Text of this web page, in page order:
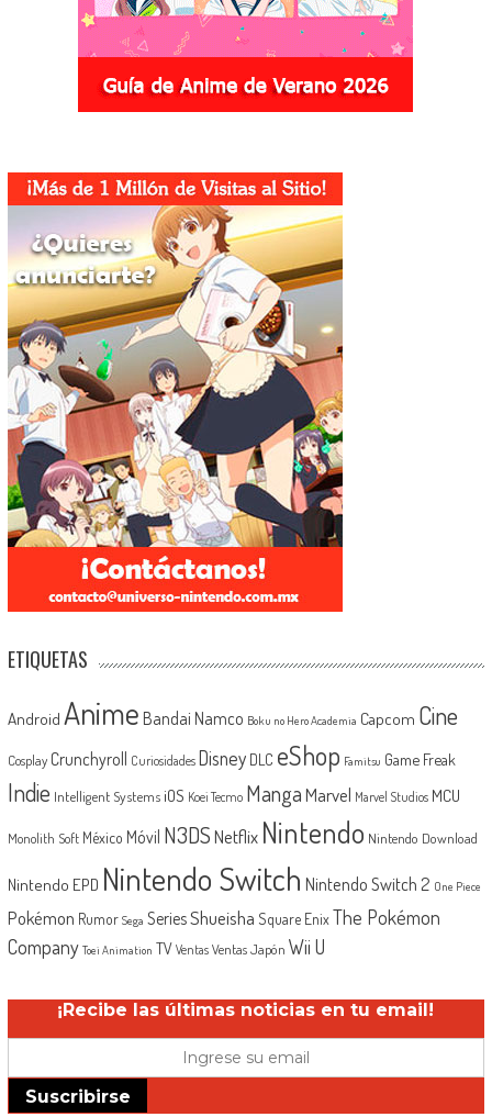
ETIQUETAS
Android Anime Bandai Namco Boku no Hero Academia Capcom Cine
Cosplay Crunchyroll Curiosidades Disney DLC eShop Famitsu Game Freak
Indie Intelligent Systems iOS Koei Tecmo MangaMarvel Marvel Studios MCU
Monolith Soft México Móvil N3DSNetflix Nintendo Nintendo Download
Nintendo EPD Nintendo Switch Nintendo Switch 2 One Piece
Pokémon Rumor Sega SeriesShueisha Square EnixThe Pokémon
Company Toei Animation TV Ventas Ventas Japón Wii U
¡Recibe las últimas noticias en tu email!
Suscribirse